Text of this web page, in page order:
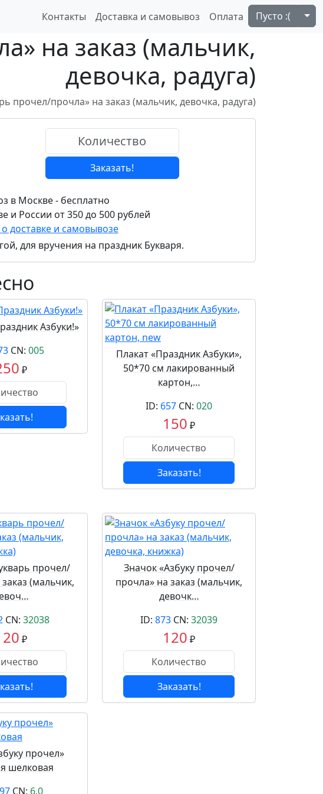
Контакты Доставка и самовывоз Оплата Пусто :(
на заказ (мальчик,
девочка, радуга)
прочел/прочла» на заказ (мальчик, девочка, радуга)
Заказать!
в Москве - бесплатно
и России от 350 до 500 рублей
доставке и самовывозе
для вручения на праздник Букваря.
Азбуки!»
CN: 005
₽
Плакат «Праздник Азбуки»,
50*70 см лакированный
картон,…
ID: 657 CN: 020
150 ₽
Заказать!
прочел/
(мальчик,
CN: 32038
₽
Значок «Азбуку прочел/
прочла» на заказ (мальчик,
девочк…
ID: 873 CN: 32039
120 ₽
Заказать!
прочел»
шелковая
CN: 6.0